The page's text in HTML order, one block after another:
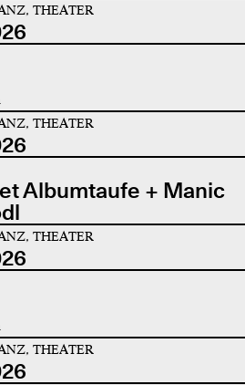
THEATER
THEATER
Albumtaufe + Manic
THEATER
THEATER